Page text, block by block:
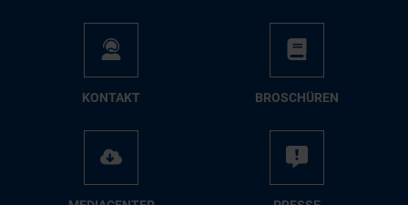
KON­TAKT BRO­SCHÜ­REN